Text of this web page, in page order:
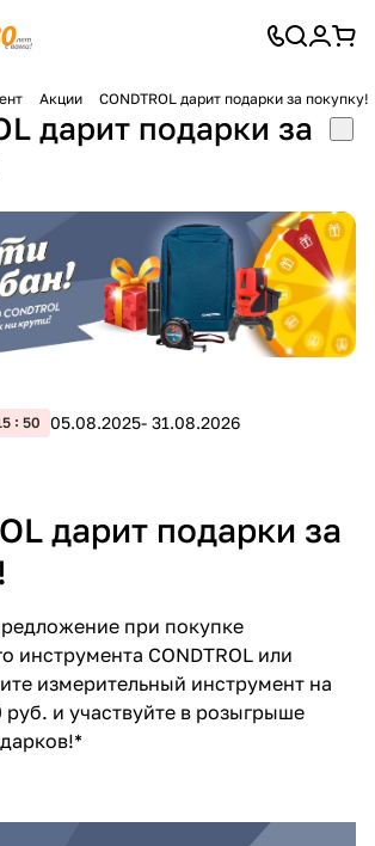
Акции CONDTROL дарит подарки за покупку!
дарит подарки за
50 05.08.2025- 31.08.2026
дарит подарки за
при покупке
инструмента CONDTROL или
измерительный инструмент на
и участвуйте в розыгрыше
банков
на части
товары
сегодня только
любого банка
способом